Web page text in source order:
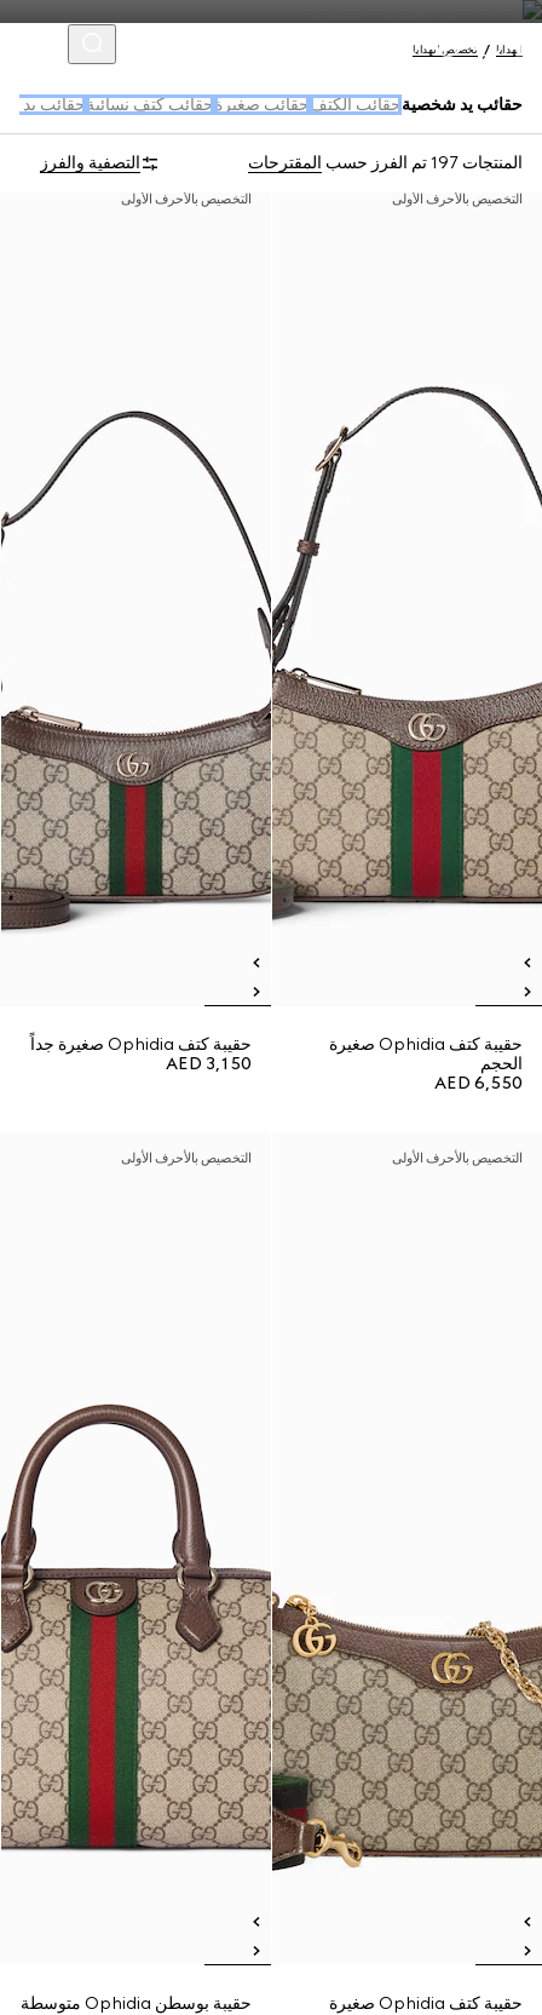
الهدايا تخصيص الهدايا
حقائب يد شخصية حقائب الكتف حقائب صغيرة حقائب كتف نسائية حقائب يد
المنتجات 197 تم الفرز حسب المقترحات التصفية والفرز
التخصيص بالأحرف الأولى
حقيبة كتف Ophidia صغيرة
الحجم
AED 6,550
التخصيص بالأحرف الأولى
حقيبة كتف Ophidia صغيرة جداً
AED 3,150
التخصيص بالأحرف الأولى
حقيبة كتف Ophidia صغيرة
التخصيص بالأحرف الأولى
حقيبة بوسطن Ophidia متوسطة